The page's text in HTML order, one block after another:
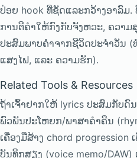
ປ່ອຍ hook ທີ່ຊັດແລະກວ້າງອາລົມ.
ການຕີຄຳໃຫ້ກົງກັບຈັງຫວະ, ຄວາມ
ປະສົມພາບຄຳຈາກຊີວິດປະຈຳວັນ (
ແສງໄຟ, ແລະ ຄວາມຮັກ).
Related Tools & Resources
ຖ້າເຈົ້າຢາກໃຫ້ lyrics ປະສົມກັບດົ
ພົວພັນປະໂຫຍກ/ພາສາຄຳຄືນ
ເຄື່ອງມືສ້າງ chord progression
ບັນທຶກສຽງ (voice memo/DAW)